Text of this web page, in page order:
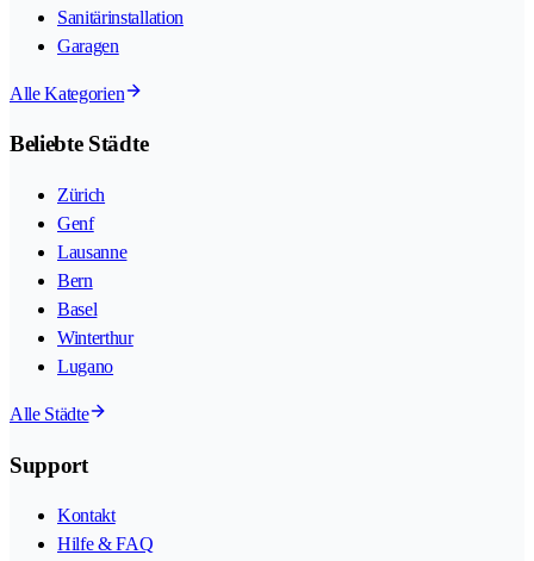
Sanitärinstallation
Garagen
Alle Kategorien
Beliebte Städte
Zürich
Genf
Lausanne
Bern
Basel
Winterthur
Lugano
Alle Städte
Support
Kontakt
Hilfe & FAQ